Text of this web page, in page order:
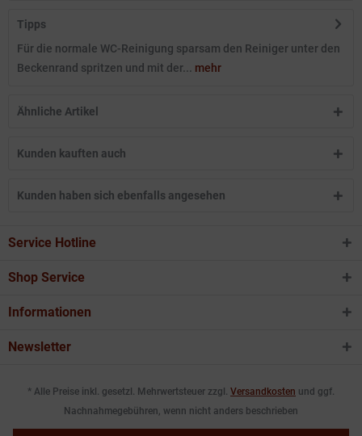
Tipps
Für die normale WC-Reinigung sparsam den Reiniger unter den
Beckenrand spritzen und mit der... mehr
Ähnliche Artikel
Kunden kauften auch
Kunden haben sich ebenfalls angesehen
Service Hotline
Shop Service
Informationen
Newsletter
* Alle Preise inkl. gesetzl. Mehrwertsteuer zzgl. Versandkosten und ggf.
Nachnahmegebühren, wenn nicht anders beschrieben